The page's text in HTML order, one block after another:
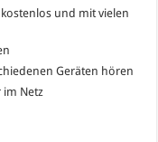
kostenlos und mit vielen
Geräten hören
im Netz